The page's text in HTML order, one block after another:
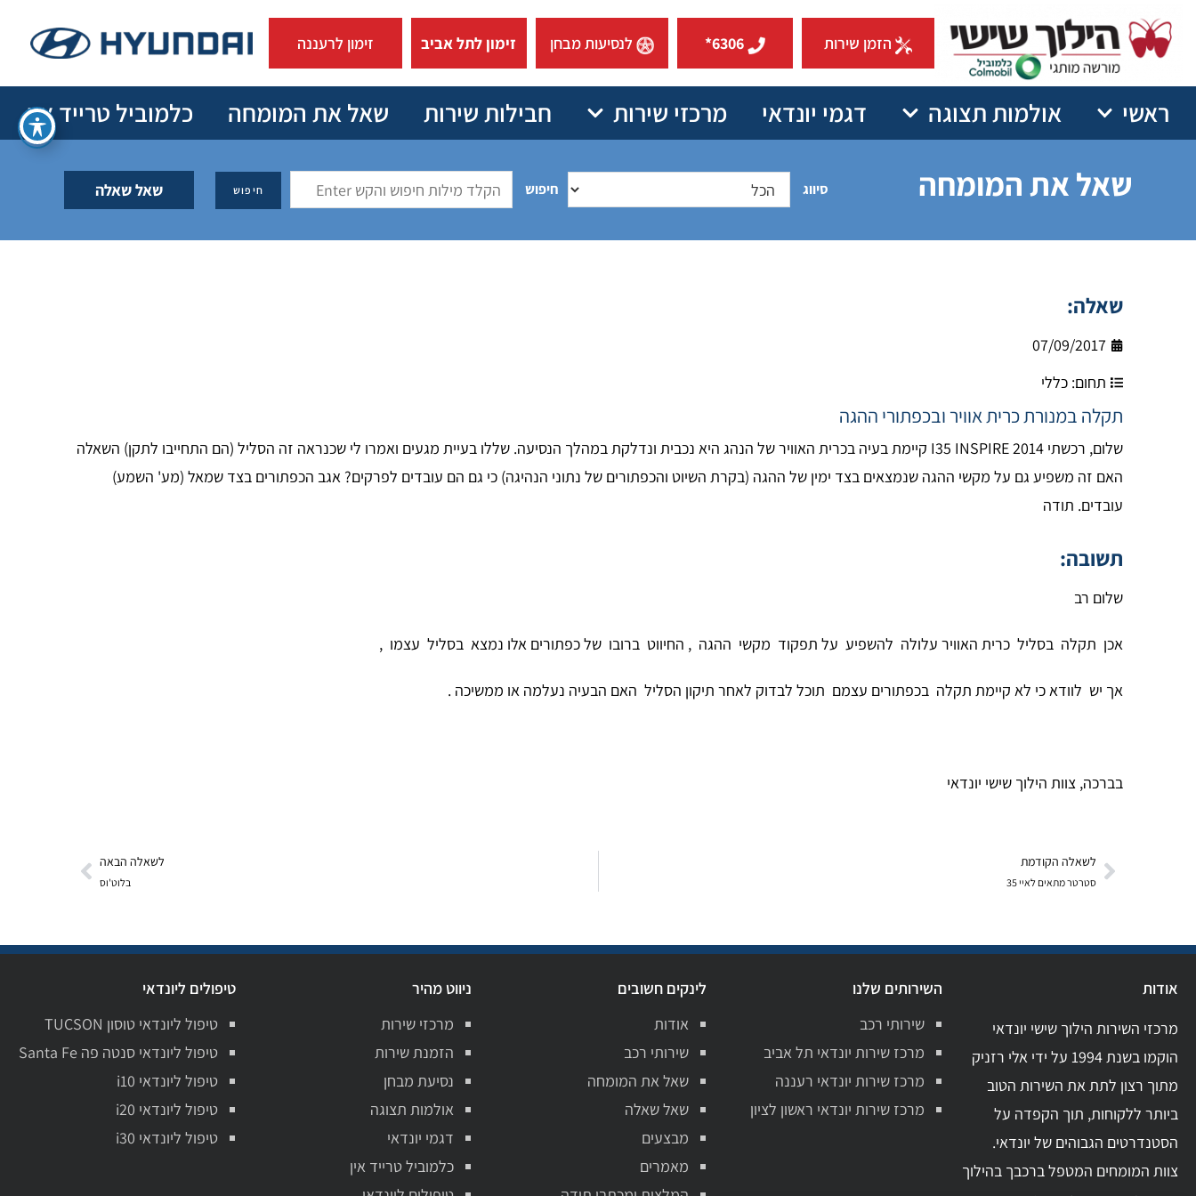
הזמן שירות 6306* לנסיעות מבחן זימון לתל אביב זימון לרעננה
ראשי אולמות תצוגה דגמי יונדאי מרכזי שירות חבילות שירות שאל את המומחה כלמוביל טרייד אין
שאל את המומחה סיווג חיפוש שאל שאלה
שאלה:
07/09/2017
תחום: כללי
תקלה במנורת כרית אוויר ובכפתורי ההגה
שלום, רכשתי I35 INSPIRE 2014 קיימת בעיה בכרית האוויר של הנהג היא נכבית ונדלקת במהלך הנסיעה. שללו בעיית מגעים ואמרו לי שכנראה זה הסליל (הם התחייבו לתקן) השאלה
האם זה משפיע גם על מקשי ההגה שנמצאים בצד ימין של ההגה (בקרת השיוט והכפתורים של נתוני הנהיגה) כי גם הם עובדים לפרקים? אגב הכפתורים בצד שמאל (מע' השמע)
עובדים. תודה
תשובה:
שלום רב
אכן תקלה בסליל כרית האוויר עלולה להשפיע על תפקוד מקשי ההגה , החיווט ברובו של כפתורים אלו נמצא בסליל עצמו ,
אך יש לוודא כי לא קיימת תקלה בכפתורים עצמם תוכל לבדוק לאחר תיקון הסליל האם הבעיה נעלמה או ממשיכה .
בברכה, צוות הילוך שישי יונדאי
לשאלה הקודמת
סטרטר מתאים לאיי 35
לשאלה הבאה
בלוט'וס
אודות
מרכזי השירות הילוך שישי יונדאי
הוקמו בשנת 1994 על ידי אלי רזניק
מתוך רצון לתת את השירות הטוב
ביותר ללקוחות, תוך הקפדה על
הסטנדרטים הגבוהים של יונדאי.
צוות המומחים המטפל ברכבך בהילוך
השירותים שלנו
שירותי רכב
מרכז שירות יונדאי תל אביב
מרכז שירות יונדאי רעננה
מרכז שירות יונדאי ראשון לציון
לינקים חשובים
אודות
שירותי רכב
שאל את המומחה
שאל שאלה
מבצעים
מאמרים
ניווט מהיר
מרכזי שירות
הזמנת שירות
נסיעת מבחן
אולמות תצוגה
דגמי יונדאי
כלמוביל טרייד אין
טיפולים ליונדאי
טיפול ליונדאי טוסון TUCSON
טיפול ליונדאי סנטה פה Santa Fe
טיפול ליונדאי i10
טיפול ליונדאי i20
טיפול ליונדאי i30